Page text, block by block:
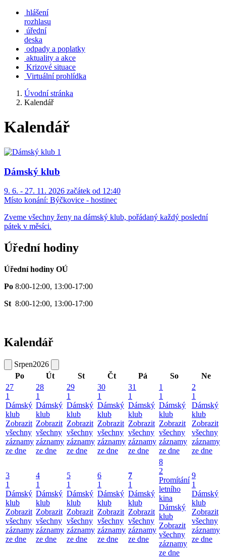
hlášení
rozhlasu
úřední
deska
odpady a poplatky
aktuality a akce
Krizové situace
Virtuální prohlídka
Úvodní stránka
Kalendář
Kalendář
Dámský klub
9. 6. - 27. 11. 2026 začátek od 12:40
Místo konání: Býčkovice - hostinec
Zveme všechny ženy na dámský klub, pořádaný každý poslední
pátek v měsíci.
Úřední hodiny
Úřední hodiny OÚ
Po 8:00-12:00, 13:00-17:00
St 8:00-12:00, 13:00-17:00
Kalendář
Srpen2026
Po
Út St Čt Pá So
Ne
27
1
Dámský
klub
Zobrazit
všechny
záznamy
ze dne
28
1
Dámský
klub
Zobrazit
všechny
záznamy
ze dne
29
1
Dámský
klub
Zobrazit
všechny
záznamy
ze dne
30
1
Dámský
klub
Zobrazit
všechny
záznamy
ze dne
31
1
Dámský
klub
Zobrazit
všechny
záznamy
ze dne
1
1
Dámský
klub
Zobrazit
všechny
záznamy
ze dne
2
1
Dámský
klub
Zobrazit
všechny
záznamy
ze dne
3
1
Dámský
klub
Zobrazit
všechny
záznamy
ze dne
4
1
Dámský
klub
Zobrazit
všechny
záznamy
ze dne
5
1
Dámský
klub
Zobrazit
všechny
záznamy
ze dne
6
1
Dámský
klub
Zobrazit
všechny
záznamy
ze dne
7
1
Dámský
klub
Zobrazit
všechny
záznamy
ze dne
8
2
Promítání
letního
kina
Dámský
klub
Zobrazit
všechny
záznamy
ze dne
9
1
Dámský
klub
Zobrazit
všechny
záznamy
ze dne